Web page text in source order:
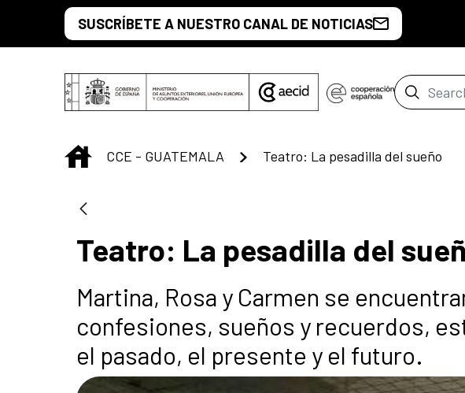
Skip to Main ContentSUSCRÍBETE A NUESTRO CANAL DE NOTICIAS
Search
INICIO
CCE - GUATEMALA Teatro: La pesadilla del sueño
Teatro: La pesadilla del
Martina, Rosa y Carmen se
confesiones, sueños y recuerdos,
el pasado, el presente y el futuro.